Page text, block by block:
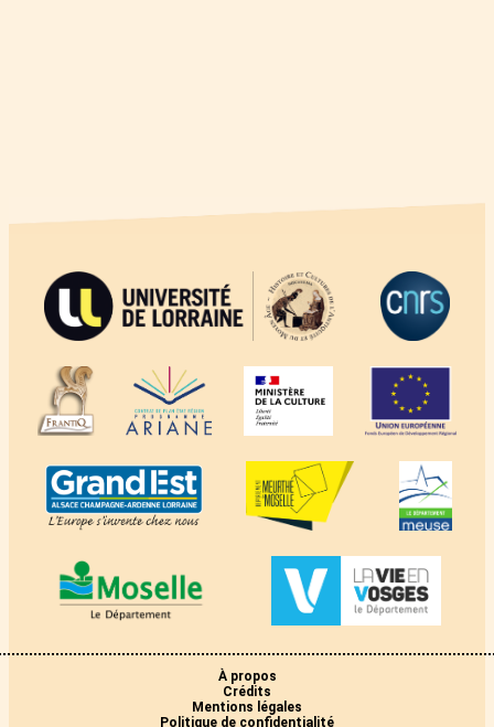
À propos
Crédits
Mentions légales
Politique de confidentialité